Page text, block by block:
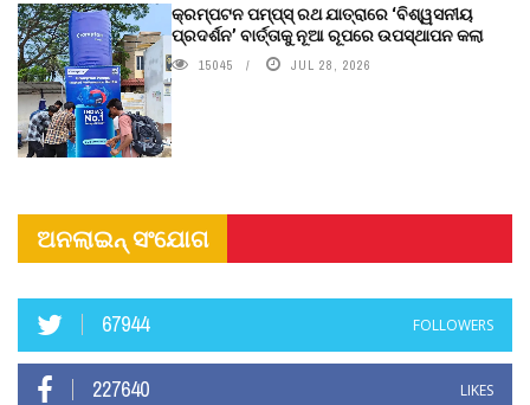
କ୍ରମ୍ପଟନ ପମ୍ପ୍‌ସ୍‌ ରଥ ଯାତ୍ରାରେ ‘ବିଶ୍ୱସନୀୟ
ପ୍ରଦର୍ଶନ’ ବାର୍ତ୍ତାକୁ ନୂଆ ରୂପରେ ଉପସ୍ଥାପନ କଲା
15045 JUL 28, 2026
ଅନଲାଇନ୍ ସଂଯୋଗ
67944 FOLLOWERS
227640 LIKES